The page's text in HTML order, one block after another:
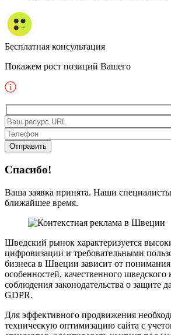
Бесплатная консультация
Покажем рост позиций Вашего
Спасибо!
Ваша заявка принята. Наши
ближайшее время.
Шведский рынок характеризуется
цифровизации и требовательными
бизнеса в Швеции зависит от
особенностей, качественного шведского
соблюдения законодательства о защите
GDPR.
Для эффективного продвижения
техническую оптимизацию сайта с